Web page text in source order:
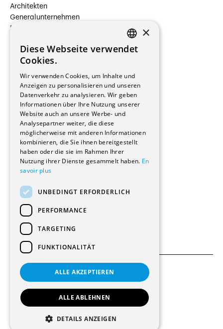
Architekten
Generalunternehmen
Beauftragte Unternehmen
Hersteller/Lieferanten
Bauherrschaften
Immobilienverwaltungsgesellschaften
Stockwerkeigentum
Reportagen
Wohnungen
Renovierungen
Innere Umbauten
Gastgewerbe und Tourismus
Verwaltungsgebäude und Geschäfte
Schuleinrichtungen
Medizinische Einrichtungen
Kultur - Sport - Freizeit
Industrie - Handwerk
Transport und Parkplätze
Diverse Bauten
© 2026 Alle Rechte vorbehalten
Allgemeine Bedingungen
FRENCH
×
Diese Webseite verwendet
Cookies.
Wir verwenden Cookies, um Inhalte und
Anzeigen zu personalisieren und unseren
Datenverkehr zu analysieren. Wir geben
Informationen über Ihre Nutzung unserer
Website auch an unsere Werbe- und
Analysepartner weiter, die diese
möglicherweise mit anderen Informationen
kombinieren, die Sie ihnen bereitgestellt
haben oder die sie im Rahmen Ihrer
Nutzung ihrer Dienste gesammelt haben. En
savoir plus
UNBEDINGT ERFORDERLICH
PERFORMANCE
TARGETING
FUNKTIONALITÄT
ALLE AKZEPTIEREN
ALLE ABLEHNEN
DETAILS ANZEIGEN